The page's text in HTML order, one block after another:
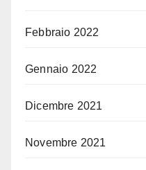
Febbraio 2022
Gennaio 2022
Dicembre 2021
Novembre 2021